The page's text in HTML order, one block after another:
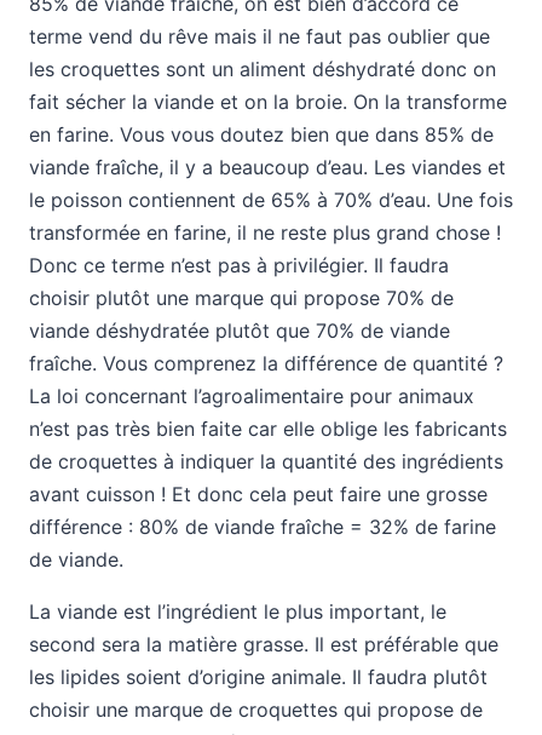
terme vend du rêve mais il ne faut pas oublier que
les croquettes sont un aliment déshydraté donc on
fait sécher la viande et on la broie. On la transforme
en farine. Vous vous doutez bien que dans 85% de
viande fraîche, il y a beaucoup d’eau. Les viandes et
le poisson contiennent de 65% à 70% d’eau. Une fois
transformée en farine, il ne reste plus grand chose !
Donc ce terme n’est pas à privilégier. Il faudra
choisir plutôt une marque qui propose 70% de
viande déshydratée plutôt que 70% de viande
fraîche. Vous comprenez la différence de quantité ?
La loi concernant l’agroalimentaire pour animaux
n’est pas très bien faite car elle oblige les fabricants
de croquettes à indiquer la quantité des ingrédients
avant cuisson ! Et donc cela peut faire une grosse
différence : 80% de viande fraîche = 32% de farine
de viande.
La viande est l’ingrédient le plus important, le
second sera la matière grasse. Il est préférable que
les lipides soient d’origine animale. Il faudra plutôt
choisir une marque de croquettes qui propose de